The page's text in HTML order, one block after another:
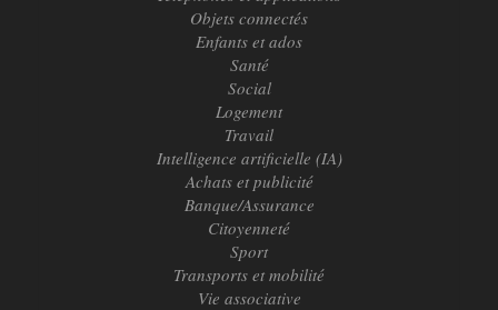
Objets connectés
Enfants et ados
Santé
Social
Logement
Travail
Intelligence artificielle (IA)
Achats et publicité
Banque/Assurance
Citoyenneté
Sport
Transports et mobilité
Vie associative